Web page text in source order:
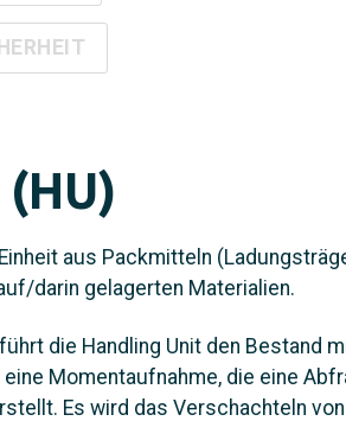
aus Packmitteln
darin gelagerten Materialien.
führt die Handling Unit den Bestand
Momentaufnahme, die eine
Es wird das Verschachteln